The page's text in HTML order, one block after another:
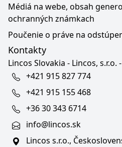
Médiá na webe, obsah
ochranných známkach
Poučenie o práve na
Kontakty
Lincos Slovakia - Lincos, s.r.o.
+421 915 827 774
+421 915 155 468
+36 30 343 6714
info@lincos.sk
Lincos s.r.o.,